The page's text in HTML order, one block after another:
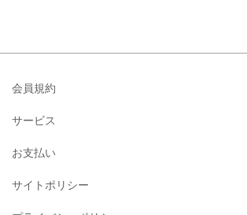
会員規約
サービス
お支払い
サイトポリシー